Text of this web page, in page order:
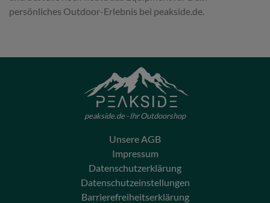
persönliches Outdoor-Erlebnis bei peakside.de.
peakside.de - Ihr Outdoorshop
Unsere AGB
Impressum
Datenschutzerklärung
Datenschutzeinstellungen
Barrierefreiheitserklärung